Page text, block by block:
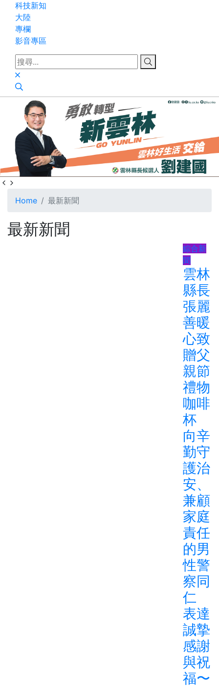
科技新知
大陸
專欄
影音專區
Home 最新新聞
最新新聞
綜合新
聞
雲林
縣長
張麗
善暖
心致
贈父
親節
禮物
咖啡
杯
向辛
勤守
護治
安、
兼顧
家庭
責任
的男
性警
察同
仁
表達
誠摯
感謝
與祝
福〜